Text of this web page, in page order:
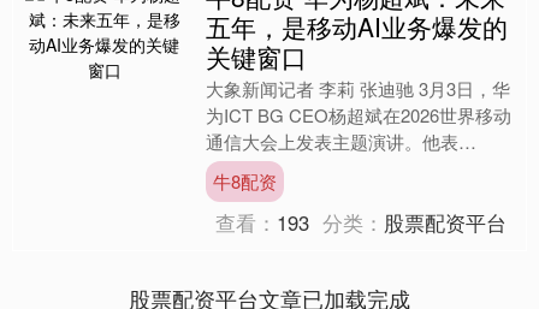
五年，是移动AI业务爆发的
关键窗口
大象新闻记者 李莉 张迪驰 3月3日，华
为ICT BG CEO杨超斌在2026世界移动
通信大会上发表主题演讲。他表
示：“智能时代正在加速到来。面对移
动AI应用的....
牛8配资
查看： 193 分类： 股票配资平台
股票配资平台文章已加载完成